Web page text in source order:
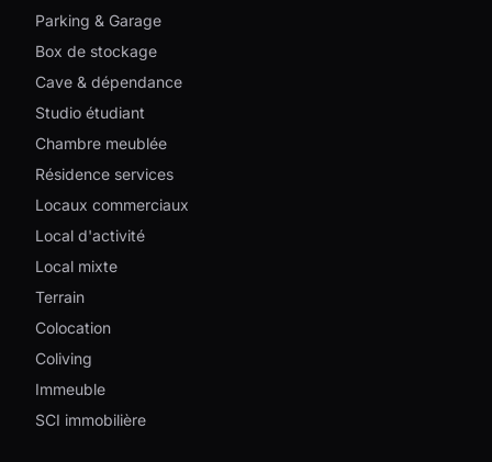
Parking & Garage
Box de stockage
Cave & dépendance
Studio étudiant
Chambre meublée
Résidence services
Locaux commerciaux
Local d'activité
Local mixte
Terrain
Colocation
Coliving
Immeuble
SCI immobilière